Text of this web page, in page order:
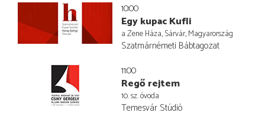
10:00
Egy kupac Kufli
a Zene Háza, Sárvár, Magyarország
Szatmárnémeti Bábtagozat
11:00
Regő rejtem
10. sz. óvoda
Temesvár Stúdió